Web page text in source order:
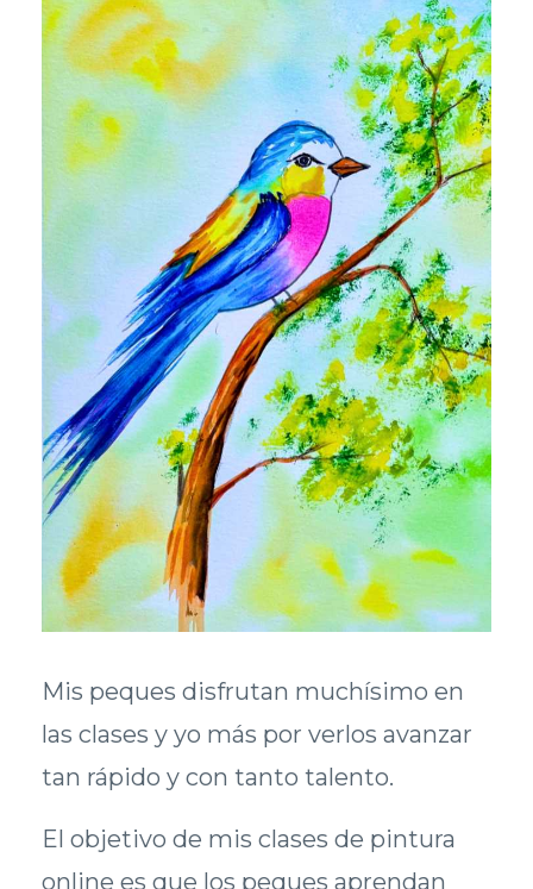
Mis peques disfrutan muchísimo en
las clases y yo más por verlos avanzar
tan rápido y con tanto talento.
El objetivo de mis clases de pintura
online es que los peques aprendan